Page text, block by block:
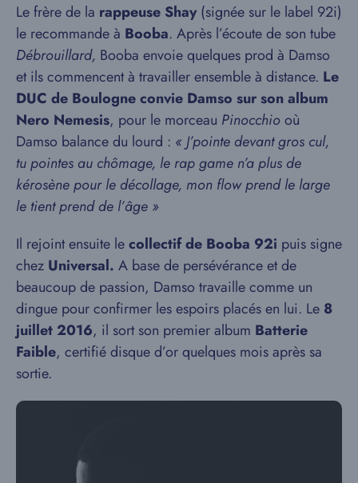
Le frère de la rappeuse Shay (signée sur le label 92i)
le recommande à Booba. Après l’écoute de son tube
Débrouillard, Booba envoie quelques prod à Damso
et ils commencent à travailler ensemble à distance. Le
DUC de Boulogne convie Damso sur son album
Nero Nemesis, pour le morceau Pinocchiooù
Damso balance du lourd : « J’pointe devant gros cul,
tu pointes au chômage, le rap game n’a plus de
kérosène pour le décollage, mon flow prend le large
le tient prend de l’âge »
Il rejoint ensuite lecollectif de Booba 92i puis signe
chez Universal. A base de persévérance et de
beaucoup de passion, Damso travaille comme un
dingue pour confirmer les espoirs placés en lui. Le 8
juillet 2016, il sort son premier album Batterie
Faible, certifié disque d’or quelques mois après sa
sortie.